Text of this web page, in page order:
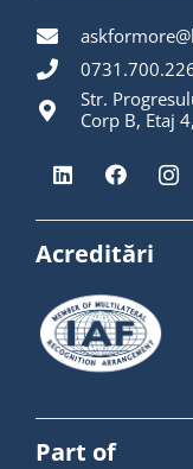
Str.
Corp B, Etaj
Acreditări
Part of